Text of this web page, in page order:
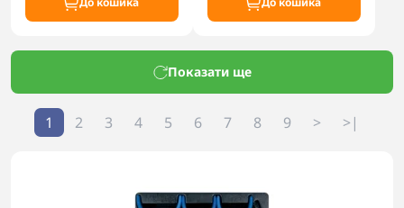
Показати ще
1 2 3 4 5 6 7 8 9 > >|